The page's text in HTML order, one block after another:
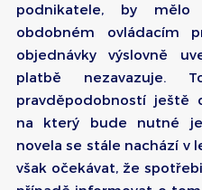
podnikatele, by
obdobném ovládacím
objednávky výslovně
platbě nezavazuje.
pravděpodobností ještě
na který bude nutné
novela se stále nachází v
však očekávat, že